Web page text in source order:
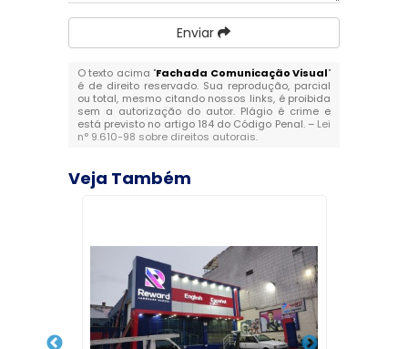
Enviar
O texto acima "Fachada Comunicação Visual"
é de direito reservado. Sua reprodução, parcial
ou total, mesmo citando nossos links, é proibida
sem a autorização do autor. Plágio é crime e
está previsto no artigo 184 do Código Penal. – Lei
n° 9.610-98 sobre direitos autorais.
Veja Também